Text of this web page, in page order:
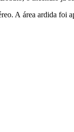
A área ardida foi